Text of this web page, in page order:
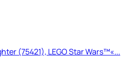
(75421), LEGO Star Wars™«...